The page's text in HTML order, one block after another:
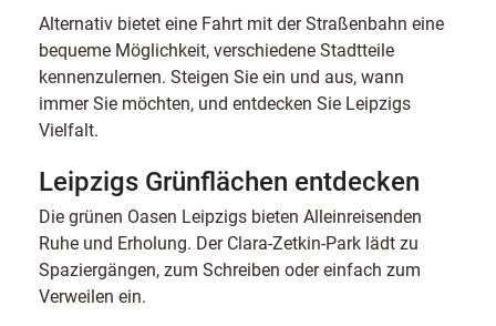
Alternativ bietet eine Fahrt mit der Straßenbahn eine
bequeme Möglichkeit, verschiedene Stadtteile
kennenzulernen. Steigen Sie ein und aus, wann
immer Sie möchten, und entdecken Sie Leipzigs
Vielfalt.
Leipzigs Grünflächen entdecken
Die grünen Oasen Leipzigs bieten Alleinreisenden
Ruhe und Erholung. Der Clara-Zetkin-Park lädt zu
Spaziergängen, zum Schreiben oder einfach zum
Verweilen ein.